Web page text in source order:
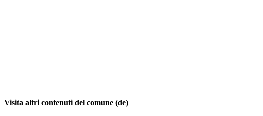
Visita altri contenuti del comune (de)